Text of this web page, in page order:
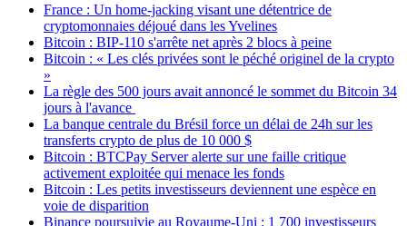
France : Un home-jacking visant une détentrice de
cryptomonnaies déjoué dans les Yvelines
Bitcoin : BIP-110 s'arrête net après 2 blocs à peine
Bitcoin : « Les clés privées sont le péché originel de la crypto
»
La règle des 500 jours avait annoncé le sommet du Bitcoin 34
jours à l'avance
La banque centrale du Brésil force un délai de 24h sur les
transferts crypto de plus de 10 000 $
Bitcoin : BTCPay Server alerte sur une faille critique
activement exploitée qui menace les fonds
Bitcoin : Les petits investisseurs deviennent une espèce en
voie de disparition
Binance poursuivie au Royaume-Uni : 1 700 investisseurs